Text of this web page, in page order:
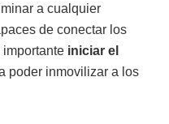
a cualquier
de conectar los
iniciar el
poder inmovilizar a los